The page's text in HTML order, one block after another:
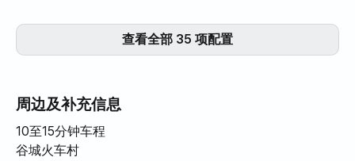
查看全部 35 项配置
周边及补充信息
10至15分钟车程
谷城火车村